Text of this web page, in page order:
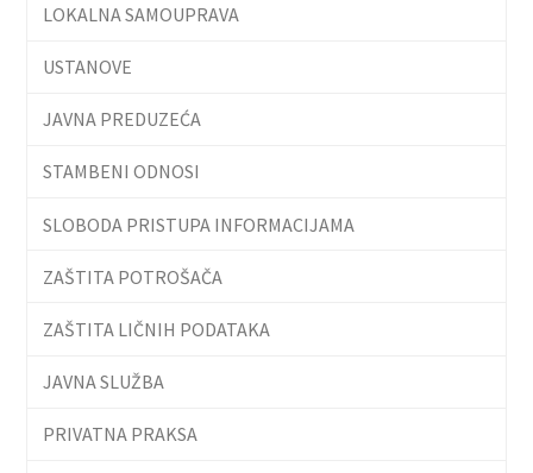
LOKALNA SAMOUPRAVA
USTANOVE
JAVNA PREDUZEĆA
STAMBENI ODNOSI
SLOBODA PRISTUPA INFORMACIJAMA
ZAŠTITA POTROŠAČA
ZAŠTITA LIČNIH PODATAKA
JAVNA SLUŽBA
PRIVATNA PRAKSA